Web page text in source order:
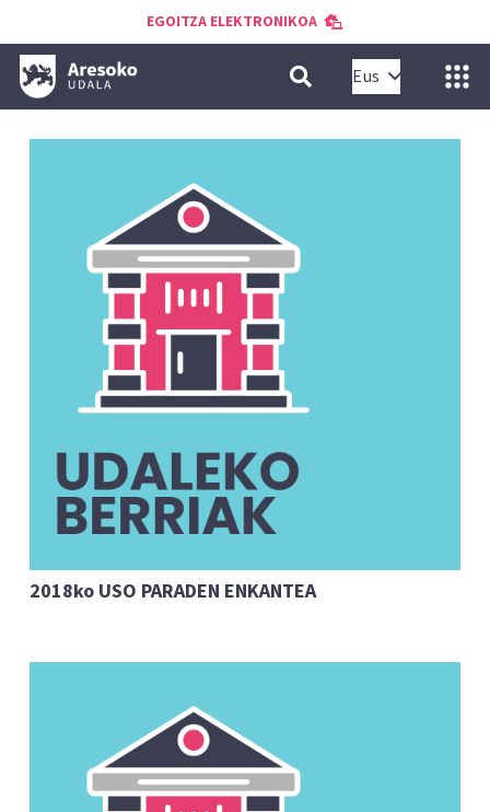
EGOITZA ELEKTRONIKOA
Eus
2018ko USO PARADEN ENKANTEA